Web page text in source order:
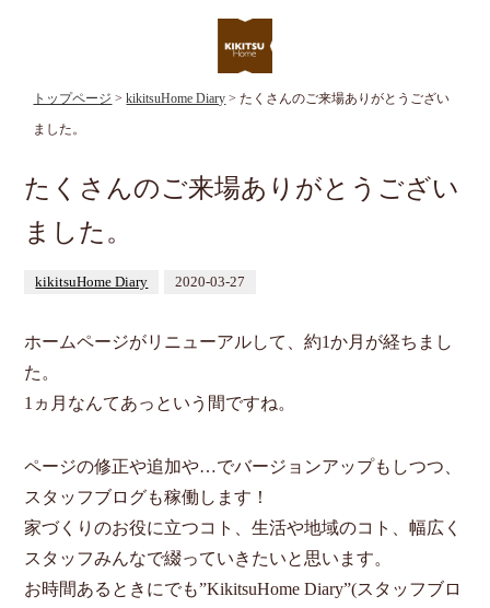
トップページ >kikitsuHome Diary > たくさんのご来場ありがとうござい
ました。
たくさんのご来場ありがとうござい
ました。
kikitsuHome Diary 2020-03-27
ホームページがリニューアルして、約1か月が経ちまし
た。
1ヵ月なんてあっという間ですね。
ページの修正や追加や…でバージョンアップもしつつ、
スタッフブログも稼働します！
家づくりのお役に立つコト、生活や地域のコト、幅広く
スタッフみんなで綴っていきたいと思います。
お時間あるときにでも”KikitsuHome Diary”(スタッフブロ